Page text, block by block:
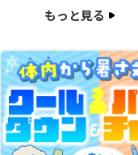
もっと見る